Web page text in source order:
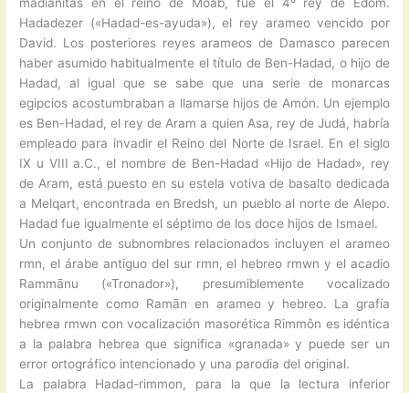
Hadadezer («Hadad-es-ayuda»), el rey arameo vencido por
David. Los posteriores reyes arameos de Damasco parecen
haber asumido habitualmente el título de Ben-Hadad, o hijo de
Hadad, al igual que se sabe que una serie de monarcas
egipcios acostumbraban a llamarse hijos de Amón. Un ejemplo
es Ben-Hadad, el rey de Aram a quien Asa, rey de Judá, habría
empleado para invadir el Reino del Norte de Israel. En el siglo
IX u VIII a.C., el nombre de Ben-Hadad «Hijo de Hadad», rey
de Aram, está puesto en su estela votiva de basalto dedicada
a Melqart, encontrada en Bredsh, un pueblo al norte de Alepo.
Hadad fue igualmente el séptimo de los doce hijos de Ismael.
Un conjunto de subnombres relacionados incluyen el arameo
rmn, el árabe antiguo del sur rmn, el hebreo rmwn y el acadio
Rammānu («Tronador»), presumiblemente vocalizado
originalmente como Ramān en arameo y hebreo. La grafía
hebrea rmwn con vocalización masorética Rimmôn es idéntica
a la palabra hebrea que significa «granada» y puede ser un
error ortográfico intencionado y una parodia del original.
La palabra Hadad-rimmon, para la que la lectura inferior